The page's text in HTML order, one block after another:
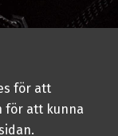
för att
för att kunna